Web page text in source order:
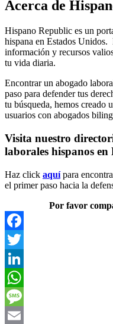
Acerca de
Hispano Republic es un
hispana en Estados
información y recursos
tu vida diaria.
Encontrar un abogado
paso para defender tus
tu búsqueda, hemos creado
usuarios con abogados
Visita nuestro
laborales hispanos en
Haz click aquípara
el primer paso hacia la
Por favor